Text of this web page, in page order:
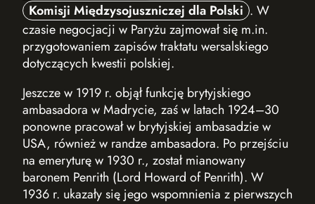
Komisji Międzysojuszniczej dla Polski . W
czasie negocjacji w Paryżu zajmował się m.in.
przygotowaniem zapisów traktatu wersalskiego
dotyczących kwestii polskiej.
Jeszcze w 1919 r. objął funkcję brytyjskiego
ambasadora w Madrycie, zaś w latach 1924–30
ponowne pracował w brytyjskiej ambasadzie w
USA, również w randze ambasadora. Po przejściu
na emeryturę w 1930 r., został mianowany
baronem Penrith (Lord Howard of Penrith). W
1936 r. ukazały się jego wspomnienia z pierwszych